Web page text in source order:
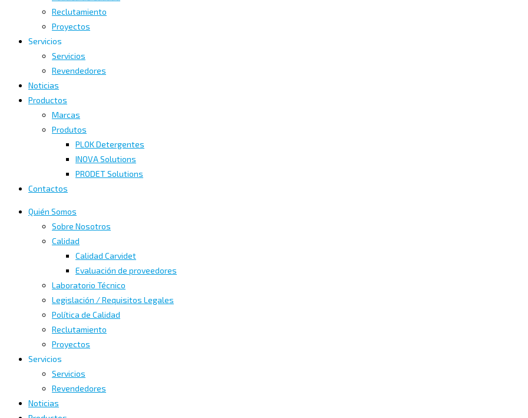
Reclutamiento
Proyectos
Servicios
Servicios
Revendedores
Noticias
Productos
Marcas
Produtos
PLOK Detergentes
INOVA Solutions
PRODET Solutions
Contactos
Quién Somos
Sobre Nosotros
Calidad
Calidad Carvidet
Evaluación de proveedores
Laboratorio Técnico
Legislación / Requisitos Legales
Política de Calidad
Reclutamiento
Proyectos
Servicios
Servicios
Revendedores
Noticias